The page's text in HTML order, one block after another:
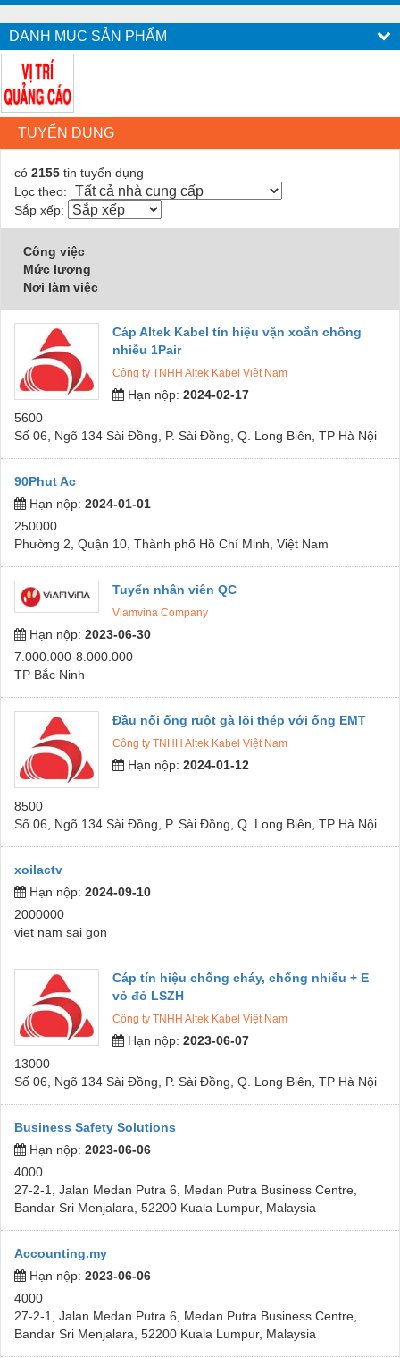
DANH MỤC SẢN PHẨM
TUYỂN DỤNG
có 2155 tin tuyển dụng
Lọc theo:
Sắp xếp:
Công việc
Mức lương
Nơi làm việc
Cáp Altek Kabel tín hiệu vặn xoắn chồng
nhiễu 1Pair
Công ty TNHH Altek Kabel Việt Nam
Hạn nộp: 2024-02-17
5600
Số 06, Ngõ 134 Sài Đồng, P. Sài Đồng, Q. Long Biên, TP Hà Nội
90Phut Ac
Hạn nộp: 2024-01-01
250000
Phường 2, Quận 10, Thành phố Hồ Chí Minh, Việt Nam
Tuyển nhân viên QC
Viamvina Company
Hạn nộp: 2023-06-30
7.000.000-8.000.000
TP Bắc Ninh
Đầu nối ống ruột gà lõi thép với ống EMT
Công ty TNHH Altek Kabel Việt Nam
Hạn nộp: 2024-01-12
8500
Số 06, Ngõ 134 Sài Đồng, P. Sài Đồng, Q. Long Biên, TP Hà Nội
xoilactv
Hạn nộp: 2024-09-10
2000000
viet nam sai gon
Cáp tín hiệu chống cháy, chống nhiễu + E
vỏ đỏ LSZH
Công ty TNHH Altek Kabel Việt Nam
Hạn nộp: 2023-06-07
13000
Số 06, Ngõ 134 Sài Đồng, P. Sài Đồng, Q. Long Biên, TP Hà Nội
Business Safety Solutions
Hạn nộp: 2023-06-06
4000
27-2-1, Jalan Medan Putra 6, Medan Putra Business Centre,
Bandar Sri Menjalara, 52200 Kuala Lumpur, Malaysia
Accounting.my
Hạn nộp: 2023-06-06
4000
27-2-1, Jalan Medan Putra 6, Medan Putra Business Centre,
Bandar Sri Menjalara, 52200 Kuala Lumpur, Malaysia